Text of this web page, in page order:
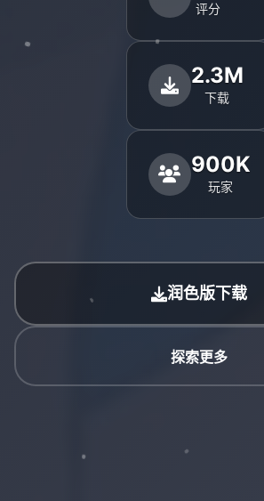
评分
2.3M
下载
900K
玩家
润色版下载
探索更多